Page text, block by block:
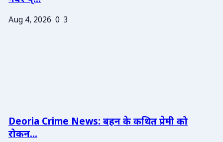
Aug 4, 2026 0 3
Deoria Crime News: बहन के कथित प्रेमी को
रोकन...